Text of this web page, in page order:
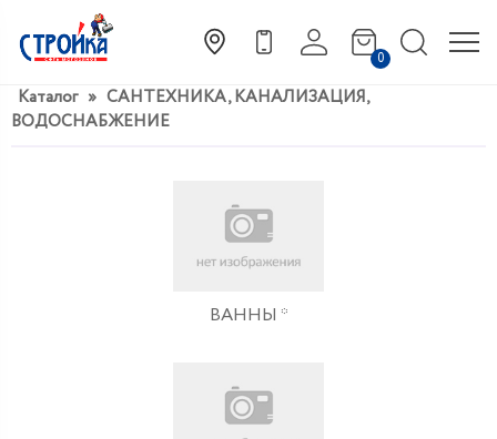
0
Каталог » САНТЕХНИКА, КАНАЛИЗАЦИЯ,
ВОДОСНАБЖЕНИЕ
ВАННЫ *